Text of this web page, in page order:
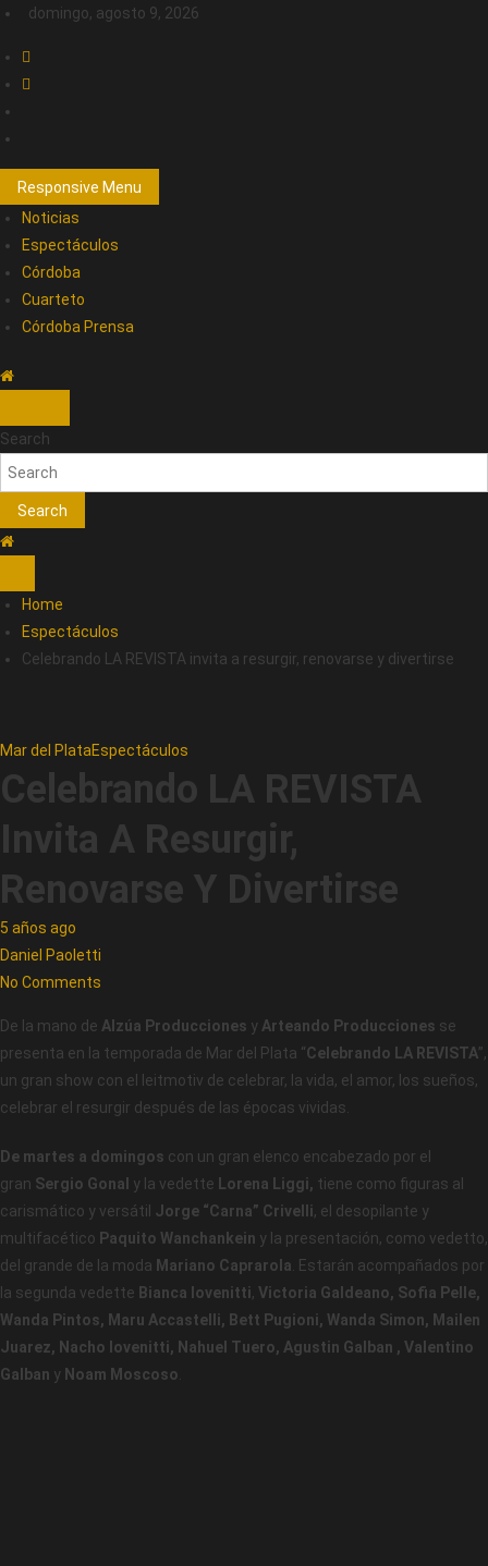
domingo, agosto 9, 2026
Responsive Menu
Noticias
Espectáculos
Córdoba
Cuarteto
Córdoba Prensa
Search
Search
Home
Espectáculos
Celebrando LA REVISTA invita a resurgir, renovarse y divertirse
Mar del PlataEspectáculos
Celebrando LA REVISTA
Invita A Resurgir,
Renovarse Y Divertirse
5 años ago
Daniel Paoletti
No Comments
De la mano de Alzúa Producciones y Arteando Producciones se
presenta en la temporada de Mar del Plata “Celebrando LA REVISTA”,
un gran show con el leitmotiv de celebrar, la vida, el amor, los sueños,
celebrar el resurgir después de las épocas vividas.
De martes a domingos con un gran elenco encabezado por el
gran Sergio Gonal y la vedette Lorena Liggi, tiene como figuras al
carismático y versátil Jorge “Carna” Crivelli, el desopilante y
multifacético Paquito Wanchankein y la presentación, como vedetto,
del grande de la moda Mariano Caprarola . Estarán acompañados por
la segunda vedette Bianca Iovenitti, Victoria Galdeano, Sofia Pelle,
Wanda Pintos, Maru Accastelli, Bett Pugioni, Wanda Simon, Mailen
Juarez, Nacho Iovenitti, Nahuel Tuero, Agustin Galban , Valentino
Galban y Noam Moscoso